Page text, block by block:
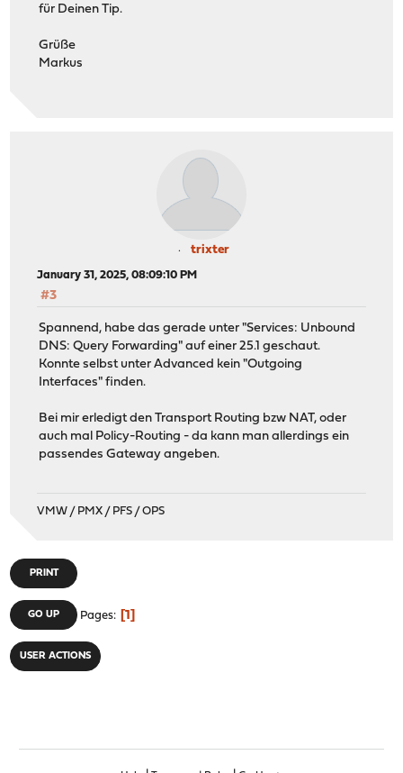
für Deinen Tip.
Grüße
Markus
trixter
January 31, 2025, 08:09:10 PM
#3
Spannend, habe das gerade unter "Services: Unbound
DNS: Query Forwarding" auf einer 25.1 geschaut.
Konnte selbst unter Advanced kein "Outgoing
Interfaces" finden.
Bei mir erledigt den Transport Routing bzw NAT, oder
auch mal Policy-Routing - da kann man allerdings ein
passendes Gateway angeben.
VMW / PMX / PFS / OPS
PRINT
GO UP Pages 1
USER ACTIONS